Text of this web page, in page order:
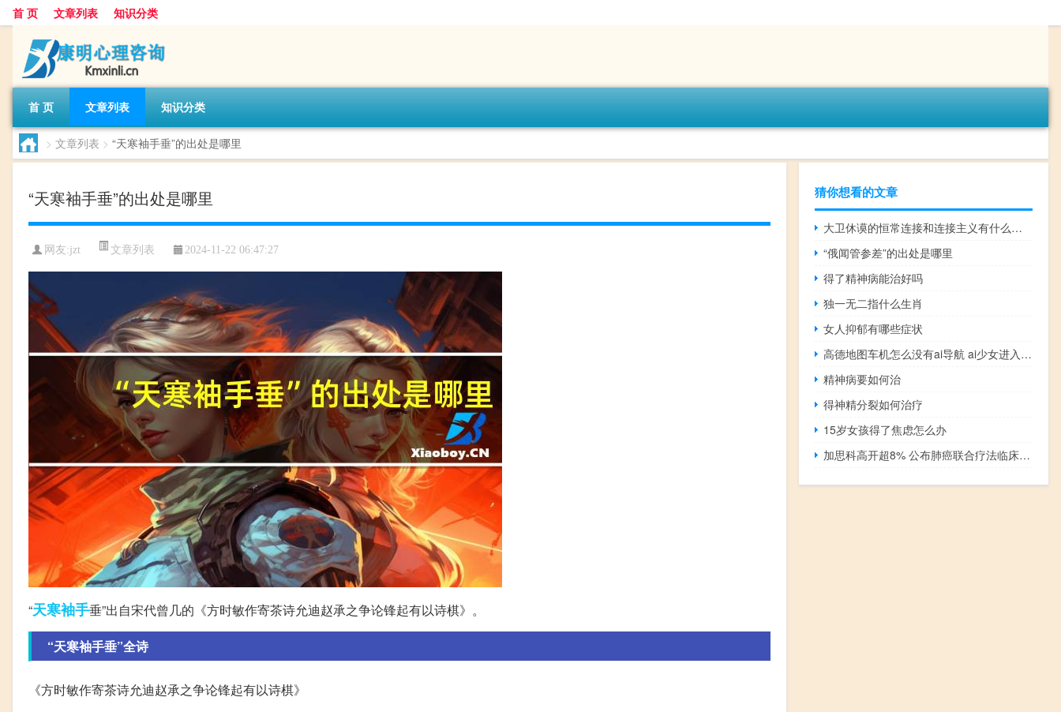
首 页 文章列表 知识分类
首 页 文章列表 知识分类
> 文章列表 > “天寒袖手垂”的出处是哪里
“天寒袖手垂”的出处是哪里
网友:jzt 文章列表 2024-11-22 06:47:27
“天寒袖手垂”出自宋代曾几的《方时敏作寄茶诗允迪赵承之争论锋起有以诗棋》。
“天寒袖手垂”全诗
《方时敏作寄茶诗允迪赵承之争论锋起有以诗棋》
猜你想看的文章
大卫休谟的恒常连接和连接主义有什么相似之处 大卫休谟
“俄闻管参差”的出处是哪里
得了精神病能治好吗
独一无二指什么生肖
女人抑郁有哪些症状
高德地图车机怎么没有ai导航 ai少女进入后怎么导入地图
精神病要如何治
得神精分裂如何治疗
15岁女孩得了焦虑怎么办
加思科高开超8% 公布肺癌联合疗法临床数据 验证具安全性及有效性